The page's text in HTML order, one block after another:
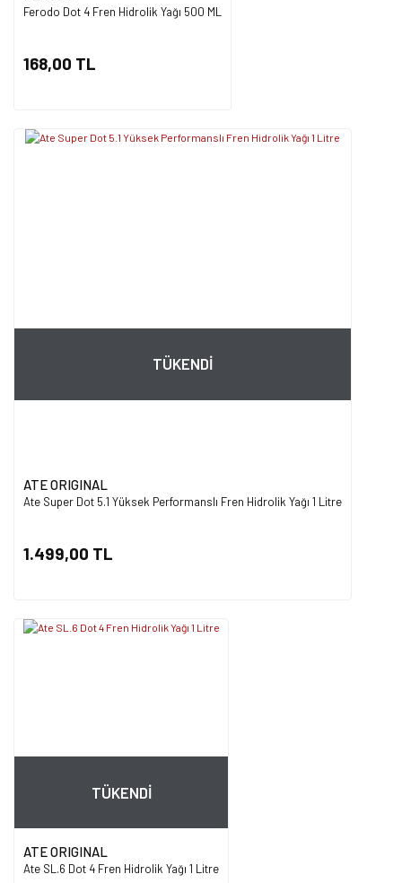
Ferodo Dot 4 Fren Hidrolik Yağı 500 ML
168,00 TL
TÜKENDİ
ATE ORIGINAL
Ate Super Dot 5.1 Yüksek Performanslı Fren Hidrolik Yağı 1 Litre
1.499,00 TL
TÜKENDİ
ATE ORIGINAL
Ate SL.6 Dot 4 Fren Hidrolik Yağı 1 Litre